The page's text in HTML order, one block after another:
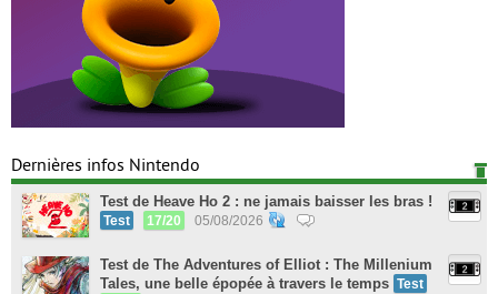
Dernières infos Nintendo
Test de Heave Ho 2 : ne jamais baisser les bras !
Test 17/20 05/08/2026
Test de The Adventures of Elliot : The Millenium
Tales, une belle épopée à travers le temps Test